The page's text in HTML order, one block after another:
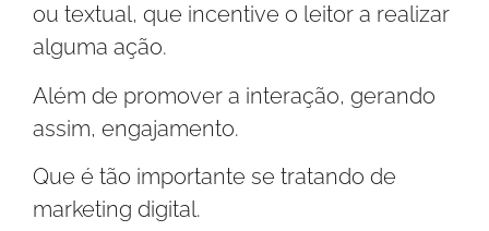
ou textual, que incentive o leitor a realizar
alguma ação.
Além de promover a interação, gerando
assim, engajamento.
Que é tão importante se tratando de
marketing digital.